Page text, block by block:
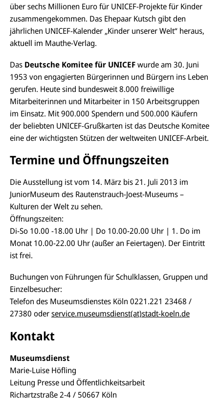
über sechs Millionen Euro für UNICEF-Projekte für Kinder
zusammengekommen. Das Ehepaar Kutsch gibt den
jährlichen UNICEF-Kalender „Kinder unserer Welt“ heraus,
aktuell im Mauthe-Verlag.
Das Deutsche Komitee für UNICEFwurde am 30. Juni
1953 von engagierten Bürgerinnen und Bürgern ins Leben
gerufen. Heute sind bundesweit 8.000 freiwillige
Mitarbeiterinnen und Mitarbeiter in 150 Arbeitsgruppen
im Einsatz. Mit 900.000 Spendern und 500.000 Käufern
der beliebten UNICEF-Grußkarten ist das Deutsche Komitee
eine der wichtigsten Stützen der weltweiten UNICEF-Arbeit.
Termine und Öffnungszeiten
Die Ausstellung ist vom 14. März bis 21. Juli 2013 im
JuniorMuseum des Rautenstrauch-Joest-Museums –
Kulturen der Welt zu sehen.
Öffnungszeiten:
Di-So 10.00 -18.00 Uhr | Do 10.00-20.00 Uhr | 1. Do im
Monat 10.00-22.00 Uhr (außer an Feiertagen). Der Eintritt
ist frei.
Buchungen von Führungen für Schulklassen, Gruppen und
Einzelbesucher:
Telefon des Museumsdienstes Köln 0221.221 23468 /
27380 oderservice.museumsdienst(at)stadt-koeln.de
Kontakt
Museumsdienst
Marie-Luise Höfling
Leitung Presse und Öffentlichkeitsarbeit
Richartzstraße 2-4 / 50667 Köln